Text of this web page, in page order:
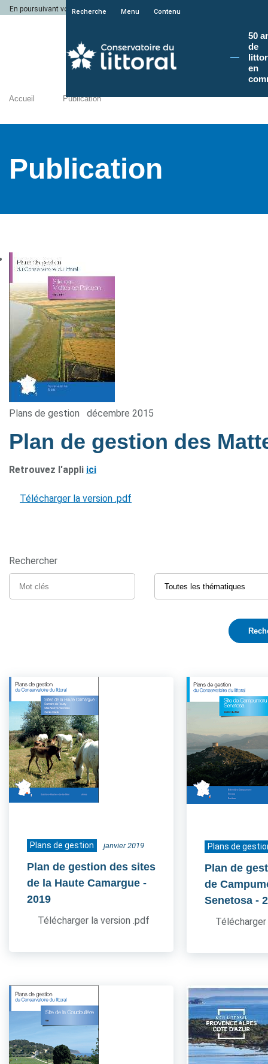
En poursuivant votre navigation sur le site du Conservatoire du littoral, vous
Recherche Menu Contenu
50
de
en
Accueil Publication
Publication
Plans de gestion décembre 2015
Plan de gestion des
Retrouvez l'appli ici
Télécharger la version .pdf
Rechercher
Plans de gestion janvier 2019
Plan de gestion des sites
de la Haute Camargue -
2019
Télécharger la version .pdf
Plans de
Plan de
de
Senetosa -